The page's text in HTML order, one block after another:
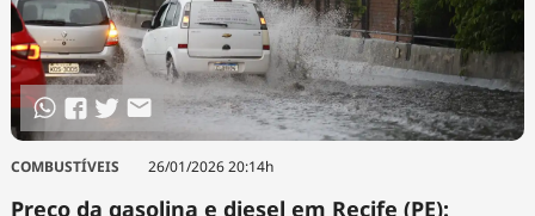
COMBUSTÍVEIS 26/01/2026 20:14h
Preço da gasolina e diesel em Recife (PE):